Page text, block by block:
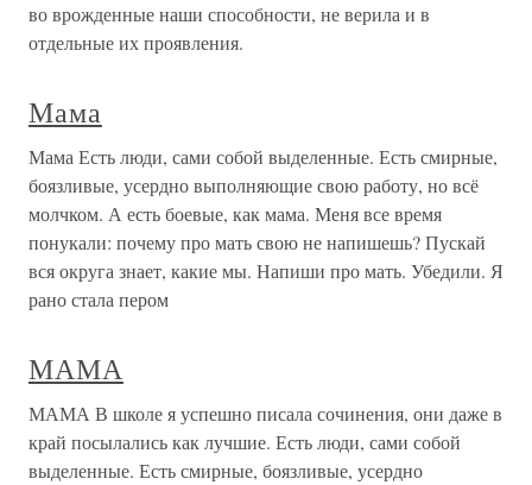
во врожденные наши способности, не верила и в
отдельные их проявления.
Мама
Мама Есть люди, сами собой выделенные. Есть смирные,
боязливые, усердно выполняющие свою работу, но всё
молчком. А есть боевые, как мама. Меня все время
понукали: почему про мать свою не напишешь? Пускай
вся округа знает, какие мы. Напиши про мать. Убедили. Я
рано стала пером
МАМА
МАМА В школе я успешно писала сочинения, они даже в
край посылались как лучшие. Есть люди, сами собой
выделенные. Есть смирные, боязливые, усердно